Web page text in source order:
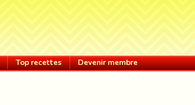
Top recettes Devenir membre